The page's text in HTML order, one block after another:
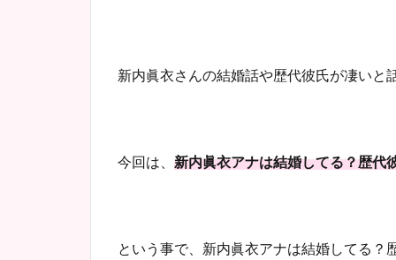
新内眞衣さんの結婚話や歴代彼氏が凄いと
今回は、 新内眞衣アナは結婚してる？歴代
という事で、新内眞衣アナは結婚してる